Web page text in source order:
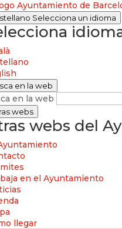
Selecciona un idioma
en la web
en la web
webs
webs del
en el Ayuntamiento
llegar